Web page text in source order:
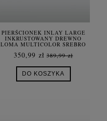
PIERŚCIONEK INLAY LARGE
INKRUSTOWANY DREWNO
LOMA MULTICOLOR SREBRO
350,99 zł 389,99 zł
DO KOSZYKA